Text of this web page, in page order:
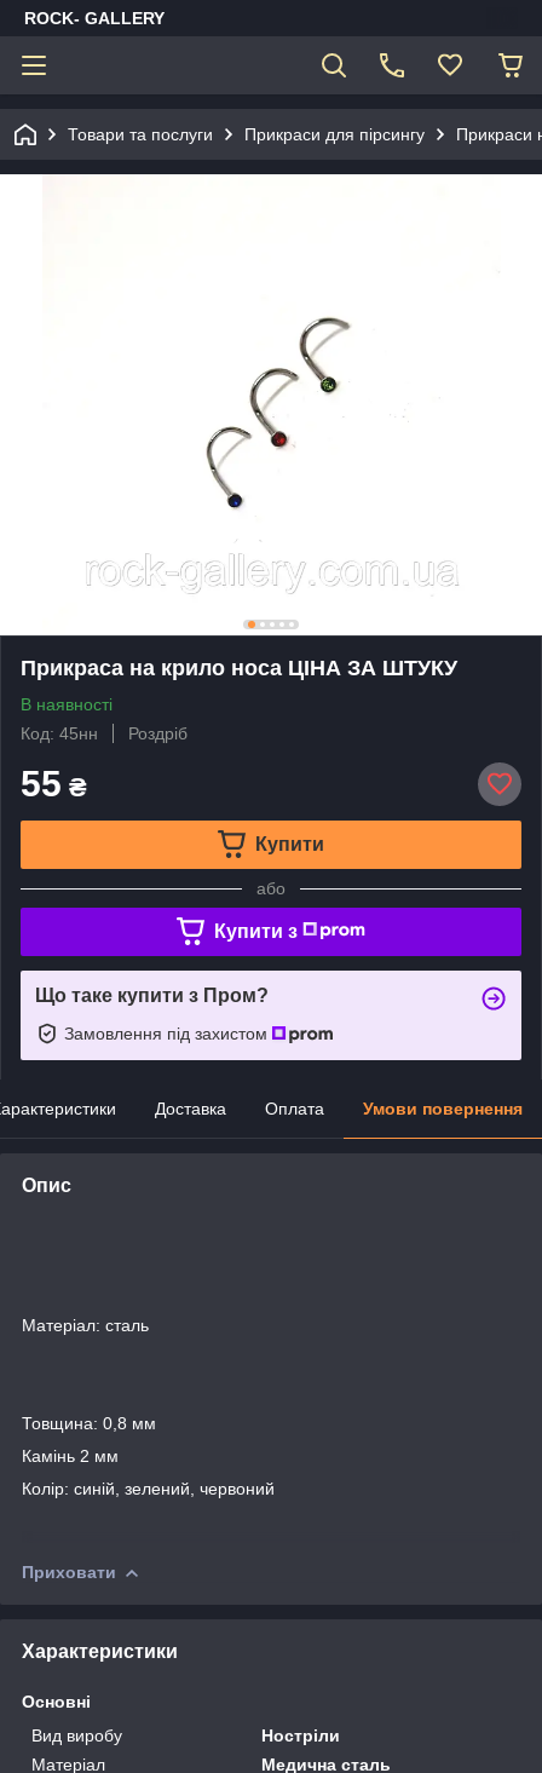
ROCK- GALLERY
Товари та послуги Прикраси для пірсингу Прикраси
Прикраса на крило носа ЦIНА ЗА ШТУКУ
В наявності
Код: 45нн
Роздріб
55 ₴
Купити
або
Купити з
Що таке купити з Пром?
Замовлення під захистом
Доставка Оплата Умови повернення
Опис
Матеріал: сталь
Товщина: 0,8 мм
Камінь 2 мм
Колір: синій, зелений, червоний
Приховати
Характеристики
Основні
Вид виробу
Ностріли
Матеріал
Медична сталь